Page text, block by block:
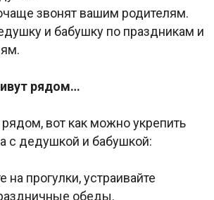
звонят вашим родителям.
и бабушку по праздникам и
рядом…
вот как можно укрепить
с дедушкой и бабушкой:
на прогулки, устраивайте
обеды.